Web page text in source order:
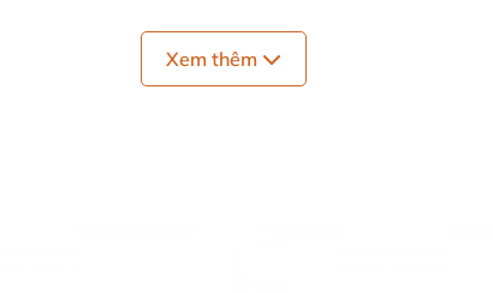
thơm dịu nhẹ lan tỏa toàn thân.
nơi.
Xem thêm